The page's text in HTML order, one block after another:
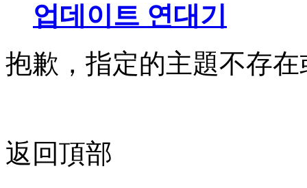
업데이트 연대기
抱歉，指定的主題不存
返回頂部